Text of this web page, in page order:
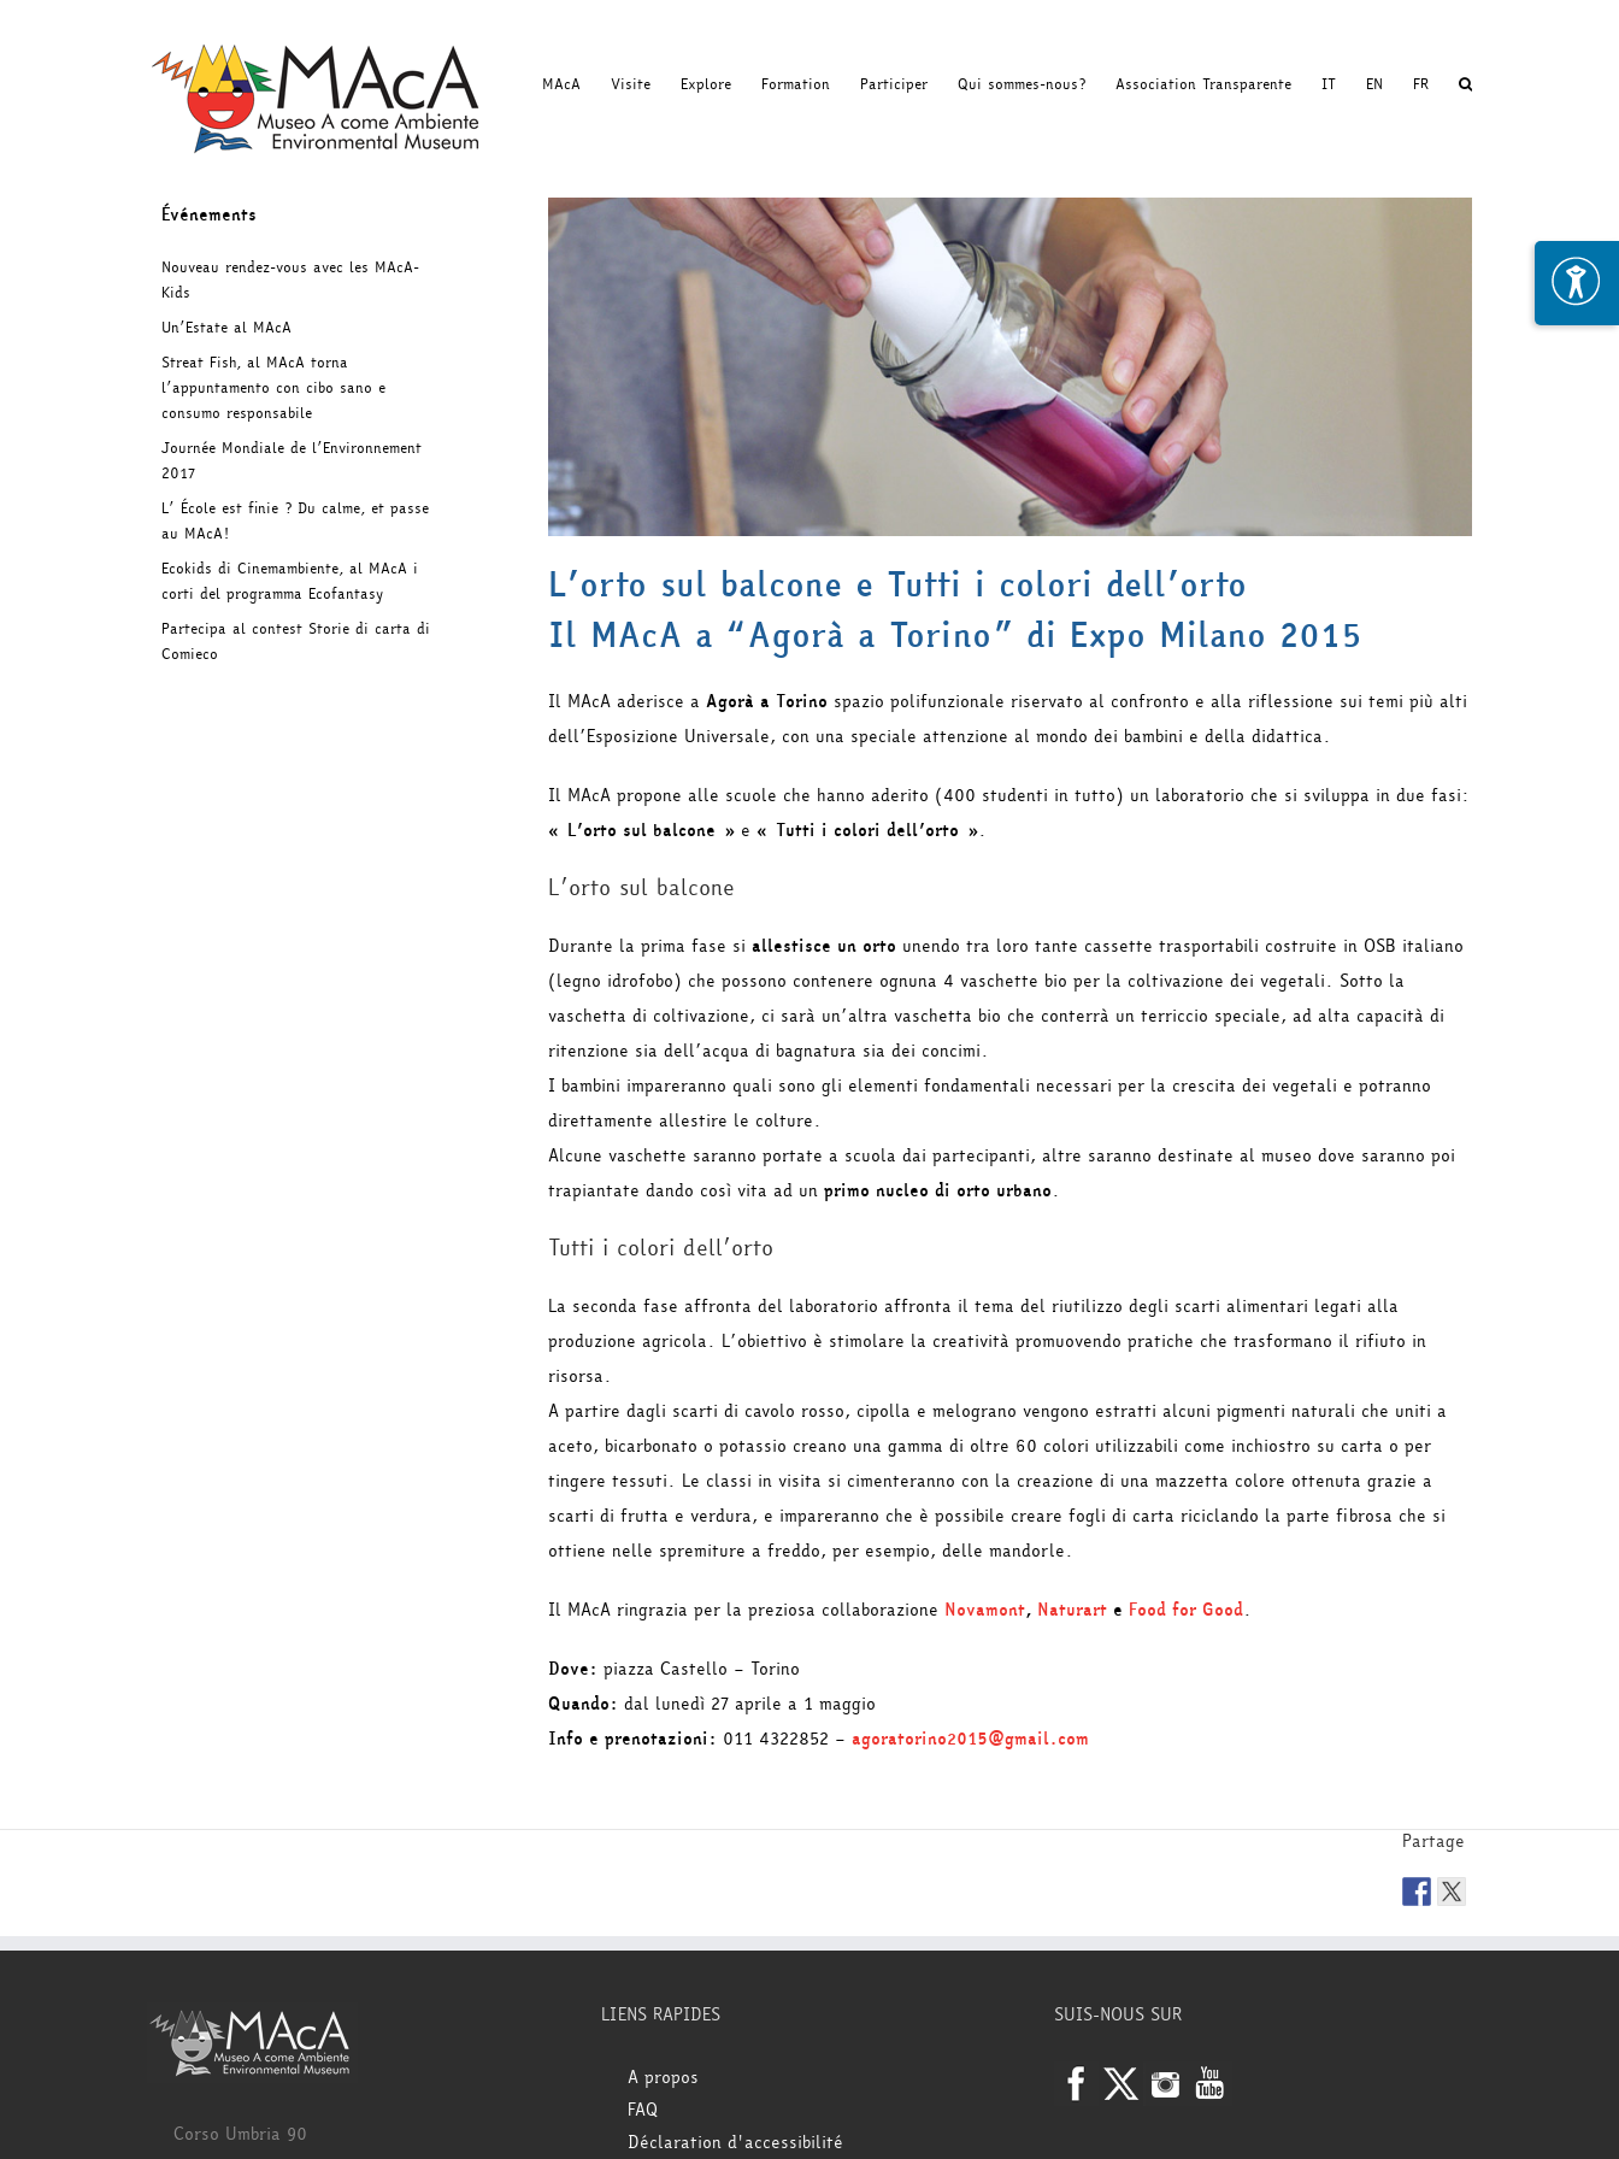
MAcA Visite Explore Formation Participer Qui sommes-nous? Association Transparente IT EN FR
L’orto sul balcone e Tutti i colori dell’orto
Il MAcA a “Agorà a Torino” di Expo Milano 2015
Il MAcA aderisce a Agorà a Torino spazio polifunzionale riservato al confronto e alla riflessione sui temi più alti
dell’Esposizione Universale, con una speciale attenzione al mondo dei bambini e della didattica.
Il MAcA propone alle scuole che hanno aderito (400 studenti in tutto) un laboratorio che si sviluppa in due fasi:
« L’orto sul balcone » e « Tutti i colori dell’orto ».
L’orto sul balcone
Durante la prima fase si allestisce un orto unendo tra loro tante cassette trasportabili costruite in OSB italiano
(legno idrofobo) che possono contenere ognuna 4 vaschette bio per la coltivazione dei vegetali. Sotto la
vaschetta di coltivazione, ci sarà un’altra vaschetta bio che conterrà un terriccio speciale, ad alta capacità di
ritenzione sia dell’acqua di bagnatura sia dei concimi.
I bambini impareranno quali sono gli elementi fondamentali necessari per la crescita dei vegetali e potranno
direttamente allestire le colture.
Alcune vaschette saranno portate a scuola dai partecipanti, altre saranno destinate al museo dove saranno poi
trapiantate dando così vita ad un primo nucleo di orto urbano.
Tutti i colori dell’orto
La seconda fase affronta del laboratorio affronta il tema del riutilizzo degli scarti alimentari legati alla
produzione agricola. L’obiettivo è stimolare la creatività promuovendo pratiche che trasformano il rifiuto in
risorsa.
A partire dagli scarti di cavolo rosso, cipolla e melograno vengono estratti alcuni pigmenti naturali che uniti a
aceto, bicarbonato o potassio creano una gamma di oltre 60 colori utilizzabili come inchiostro su carta o per
tingere tessuti. Le classi in visita si cimenteranno con la creazione di una mazzetta colore ottenuta grazie a
scarti di frutta e verdura, e impareranno che è possibile creare fogli di carta riciclando la parte fibrosa che si
ottiene nelle spremiture a freddo, per esempio, delle mandorle.
Il MAcA ringrazia per la preziosa collaborazione Novamont, Naturart e Food for Good.
Dove: piazza Castello – Torino
Quando: dal lunedì 27 aprile a 1 maggio
Info e prenotazioni: 011 4322852 – agoratorino2015@gmail.com
Événements
Nouveau rendez-vous avec les MAcA-
Kids
Un’Estate al MAcA
Streat Fish, al MAcA torna
l’appuntamento con cibo sano e
consumo responsabile
Journée Mondiale de l’Environnement
2017
L’ École est finie ? Du calme, et passe
au MAcA!
Ecokids di Cinemambiente, al MAcA i
corti del programma Ecofantasy
Partecipa al contest Storie di carta di
Comieco
Partage
Corso Umbria 90
LIENS RAPIDES
A propos
FAQ
Déclaration d'accessibilité
SUIS-NOUS SUR